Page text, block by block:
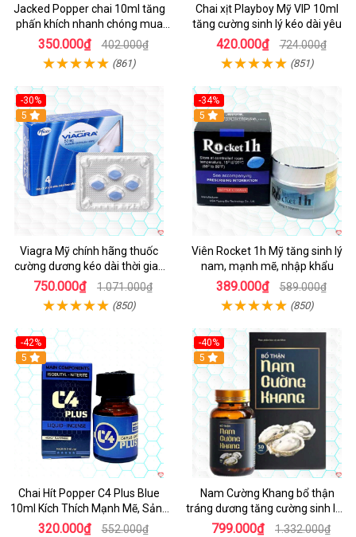
Jacked Popper chai 10ml tăng
phấn khích nhanh chóng mua
ngay
350.000₫ 402.000₫
(861)
Chai xịt Playboy Mỹ VIP 10ml
tăng cường sinh lý kéo dài yêu
420.000₫ 724.000₫
(851)
-30%
5
Viagra Mỹ chính hãng thuốc
cường dương kéo dài thời gian
cho Nam nhập khẩu chính ngạch
750.000₫ 1.071.000₫
(850)
-34%
5
Viên Rocket 1h Mỹ tăng sinh lý
nam, mạnh mẽ, nhập khẩu
389.000₫ 589.000₫
(850)
-42%
5
Chai Hít Popper C4 Plus Blue
10ml Kích Thích Mạnh Mẽ, Sảng
Khoái
320.000₫ 552.000₫
-40%
5
Nam Cường Khang bổ thận
tráng dương tăng cường sinh lực
nam
799.000₫ 1.332.000₫